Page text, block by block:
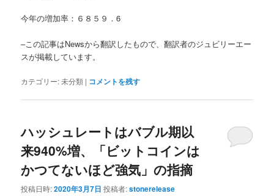
今年の増加率：６８５９．6
–この記事はNewsから翻訳したもので、翻訳者のジュビリーエー
スが掲載しています。
カテゴリー:未分類 | コメントを残す
ハッシュレートはバブル期以
来940%増、「ビットコインは
かつてないほど強気」の指摘
投稿日時:2020年3月7日 投稿者:stonerelease